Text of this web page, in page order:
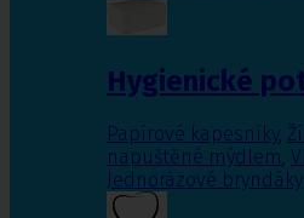
Hygienické
Papírové kapesníky,
napuštěné mýdlem,
Jednorázové bryndáky